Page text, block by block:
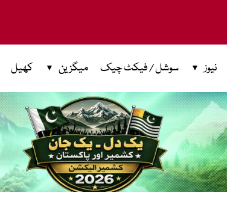
نیوز سوشل / فیکٹ چیک میگزین کھیل